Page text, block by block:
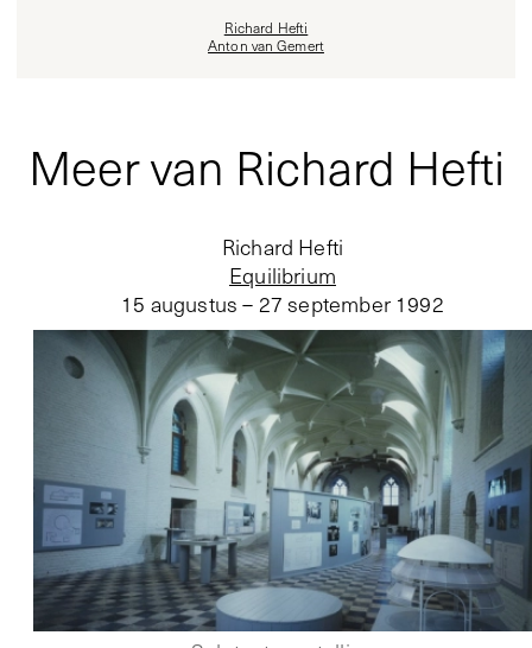
Richard Hefti
Anton van Gemert
Meer van Richard Hefti
Equilibrium
Richard Hefti
15 augustus – 27 september 1992